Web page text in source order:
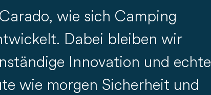
wie sich Camping
Dabei bleiben wir
Innovation und echte
wie morgen Sicherheit und